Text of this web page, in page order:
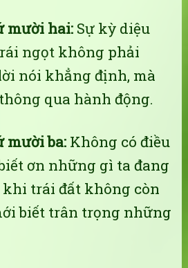
mười hai: Sự kỳ diệu
ngọt không phải
nói khẳng định, mà
qua hành động.
mười ba: Không có điều
ơn những gì ta đang
khi trái đất không còn
biết trân trọng những